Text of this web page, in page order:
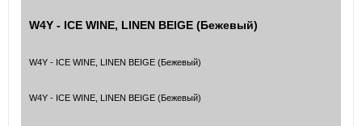
W4Y - ICE WINE, LINEN BEIGE (Бежевый)
W4Y - ICE WINE, LINEN BEIGE (Бежевый)
W4Y - ICE WINE, LINEN BEIGE (Бежевый)